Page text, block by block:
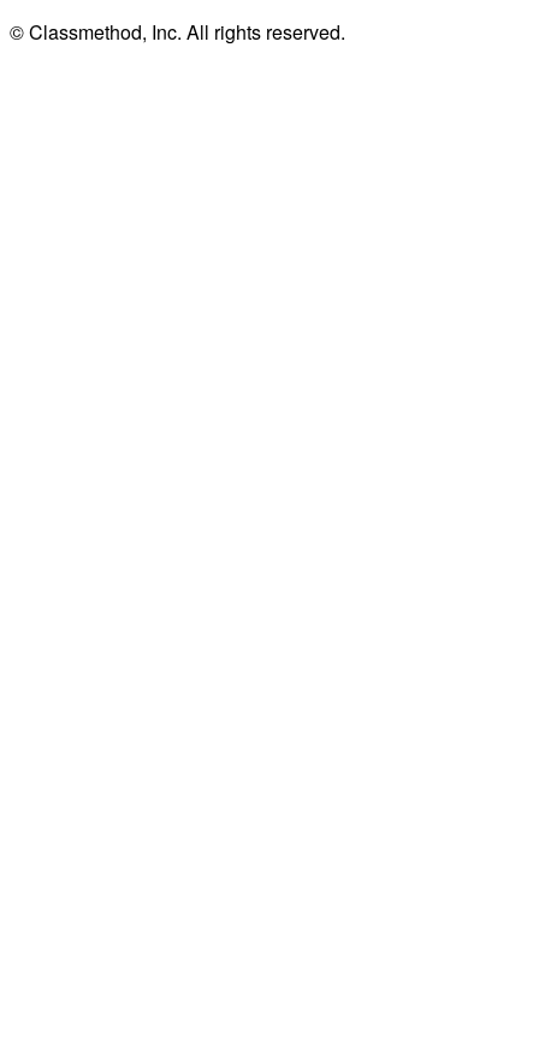
© Classmethod, Inc. All rights reserved.